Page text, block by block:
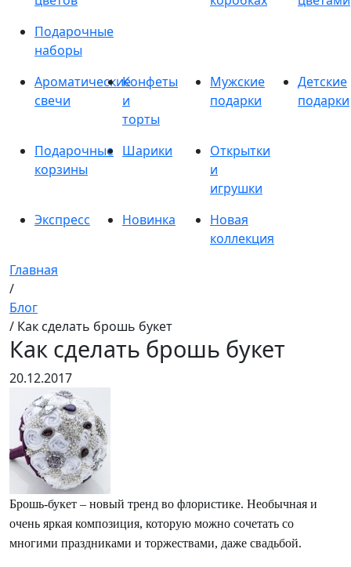
Подарочные
наборы
Ароматические
свечи
Конфеты
и
торты
Мужские
подарки
Детские
подарки
Подарочные
корзины
Шарики
Открытки
и
игрушки
Экспресс
Новинка
Новая
коллекция
Главная
/
Блог
/ Как сделать брошь букет
Как сделать брошь букет
20.12.2017
Брошь-букет – новый тренд во флористике. Необычная и
очень яркая композиция, которую можно сочетать со
многими праздниками и торжествами, даже свадьбой.